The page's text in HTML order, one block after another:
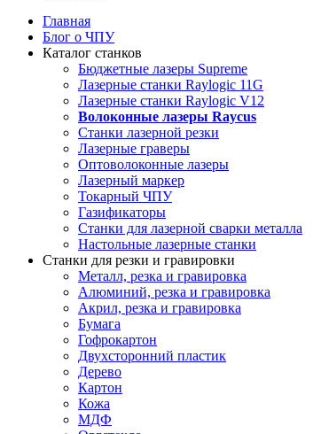
Главная
Блог о ЧПУ
Каталог станков
Бюджетные лазеры Supreme
Лазерные станки Raylogic 11G
Лазерные станки Raylogic V12
Волоконные лазеры Raycus
Станки лазерной резки
Лазерные граверы
Оптоволоконные лазеры
Лазерный маркер
Токарный ЧПУ
Газификаторы
Cтанки для лазерной сварки металла
Настольные лазерные станки
Станки для резки и гравировки
Металл, резка и гравировка
Алюминий, резка и гравировка
Акрил, резка и гравировка
Бумага
Гофрокартон
Двухсторонний пластик
Дерево
Картон
Кожа
МДФ